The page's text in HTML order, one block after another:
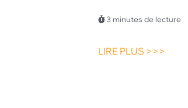
LIRE PLUS >>>